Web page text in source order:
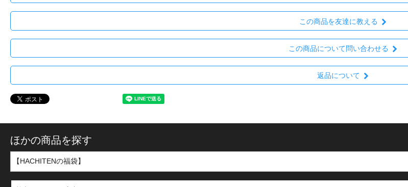
この商品を友達に教える
この商品について問い合わせる
返品について
ほかの商品を探す